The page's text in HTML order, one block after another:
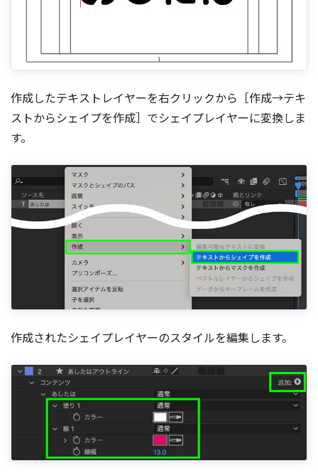
作成したテキストレイヤーを右クリックから［作成→テキ
ストからシェイプを作成］でシェイプレイヤーに変換しま
す。
作成されたシェイプレイヤーのスタイルを編集します。